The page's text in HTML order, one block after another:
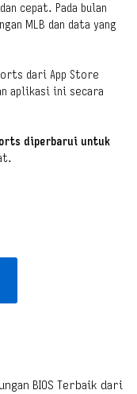
cepat. Pada bulan
MLB dan data yang
dari App Store
aplikasi ini secara
diperbarui untuk
BIOS Terbaik dari